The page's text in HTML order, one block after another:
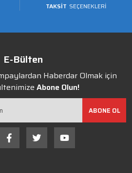
TAKSİT SEÇENEKLERİ
E-Bülten
Haberdar Olmak için
Abone Olun!
ABONE OL